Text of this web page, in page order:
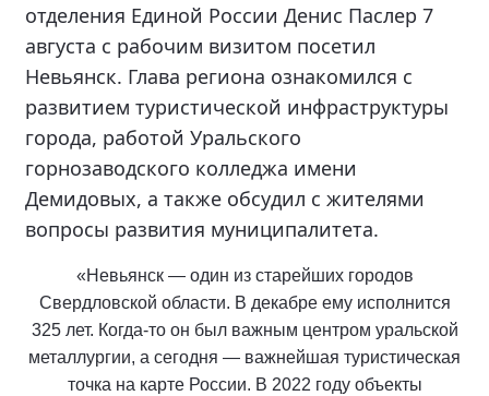
отделения Единой России Денис Паслер 7
августа с рабочим визитом посетил
Невьянск. Глава региона ознакомился с
развитием туристической инфраструктуры
города, работой Уральского
горнозаводского колледжа имени
Демидовых, а также обсудил с жителями
вопросы развития муниципалитета.
«Невьянск — один из старейших городов
Свердловской области. В декабре ему исполнится
325 лет. Когда-то он был важным центром уральской
металлургии, а сегодня — важнейшая туристическая
точка на карте России. В 2022 году объекты